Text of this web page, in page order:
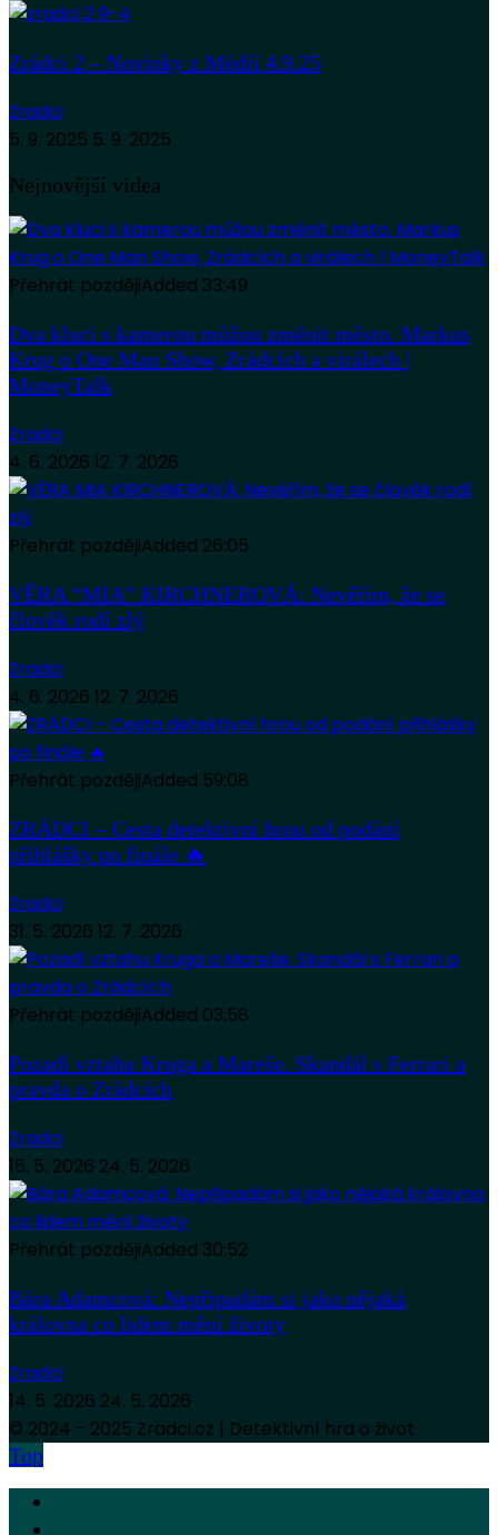
Zrádci 2 – Novinky z Médií 4.9.25
Zradci
5. 9. 2025 5. 9. 2025
Nejnovější videa
Přehrát pozdějiAdded 33:49
Dva kluci s kamerou můžou změnit město. Markus
Krug o One Man Show, Zrádcích a virálech |
MoneyTalk
Zradci
4. 6. 2026 12. 7. 2026
Přehrát pozdějiAdded 26:05
VĚRA “MIA” KIRCHNEROVÁ: Nevěřím, že se
člověk rodí zlý
Zradci
4. 6. 2026 12. 7. 2026
Přehrát pozdějiAdded 59:08
ZRÁDCI – Cesta detektivní hrou od podání
přihlášky po finále 🔥
Zradci
31. 5. 2026 12. 7. 2026
Přehrát pozdějiAdded 03:58
Pozadí vztahu Kruga a Mareše. Skandál s Ferrari a
pravda o Zrádcích
Zradci
15. 5. 2026 24. 5. 2026
Přehrát pozdějiAdded 30:52
Bára Adamcová: Nepřipadám si jako nějaká
královna co lidem mění životy
Zradci
14. 5. 2026 24. 5. 2026
© 2024 - 2025 Zradci.cz | Detektivní hra o život
Top